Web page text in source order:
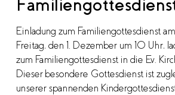
Einladung zum Familiengottesdienst
Freitag, den 1. Dezember um 10 Uhr,
zum Familiengottesdienst in die Ev.
Dieser besondere Gottesdienst ist
unserer spannenden